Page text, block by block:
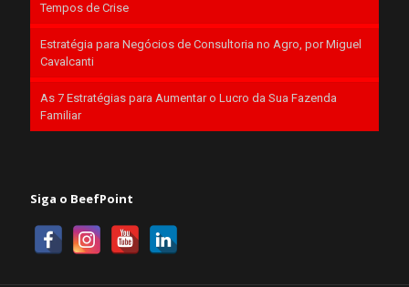
Tempos de Crise
Estratégia para Negócios de Consultoria no Agro, por Miguel
Cavalcanti
As 7 Estratégias para Aumentar o Lucro da Sua Fazenda
Familiar
Siga o BeefPoint